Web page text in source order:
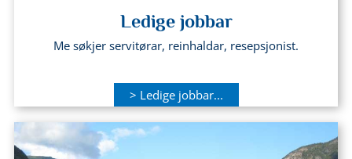
Ledige jobbar
Me søkjer servitørar, reinhaldar, resepsjonist.
> Ledige jobbar...